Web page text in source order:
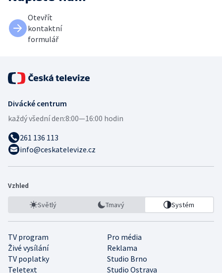
Otevřít
kontaktní
formulář
Divácké centrum
každý všední den:8:00—16:00 hodin
261 136 113
info@ceskatelevize.cz
Vzhled
Světlý Tmavý Systém
TV program
Pro média
Živé vysílání
Reklama
TV poplatky
Studio Brno
Teletext
Studio Ostrava